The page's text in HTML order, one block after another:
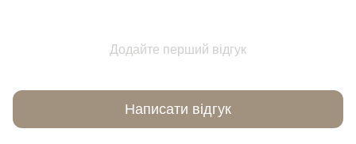
Додайте перший відгук
Написати відгук